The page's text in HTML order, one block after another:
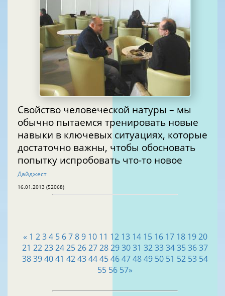
Свойство человеческой натуры – мы
обычно пытаемся тренировать новые
навыки в ключевых ситуациях, которые
достаточно важны, чтобы обосновать
попытку испробовать что-то новое
Дайджест
16.01.2013 (52068)
« 1 2 3 4 5 6 7 8 9 10 11 12 13 14 15 16 17 18 19 20
21 22232425262728293031 323334353637
38394041 4243444546474849 50 51 52 53 54
55 56 57»